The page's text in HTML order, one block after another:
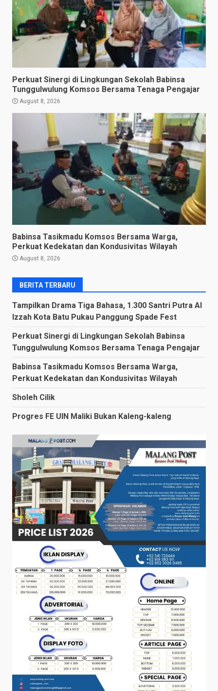
Perkuat Sinergi di Lingkungan Sekolah Babinsa
Tunggulwulung Komsos Bersama Tenaga Pengajar
August 8, 2026
Babinsa Tasikmadu Komsos Bersama Warga,
Perkuat Kedekatan dan Kondusivitas Wilayah
August 8, 2026
BERITA TERBARU
Tampilkan Drama Tiga Bahasa, 1.300 Santri Putra Al
Izzah Kota Batu Pukau Panggung Spade Fest
Perkuat Sinergi di Lingkungan Sekolah Babinsa
Tunggulwulung Komsos Bersama Tenaga Pengajar
Babinsa Tasikmadu Komsos Bersama Warga,
Perkuat Kedekatan dan Kondusivitas Wilayah
Sholeh Cilik
Progres FE UIN Maliki Bukan Kaleng-kaleng